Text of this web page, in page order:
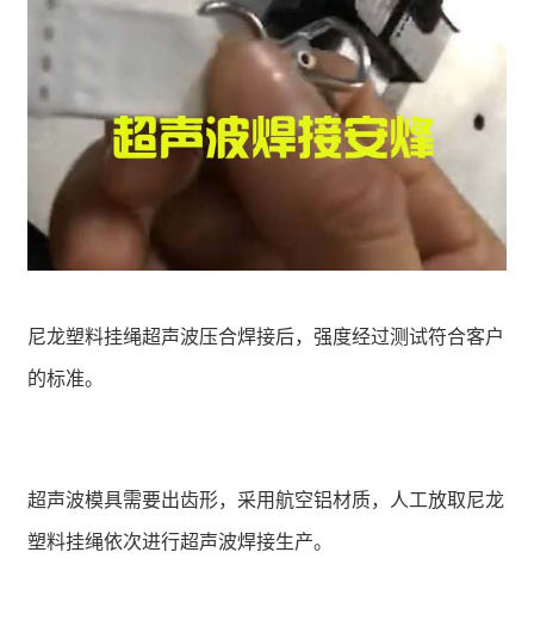
尼龙塑料挂绳超声波压合焊接后，强度经过测试符合客户
的标准。
超声波模具需要出齿形，采用航空铝材质，人工放取尼龙
塑料挂绳依次进行超声波焊接生产。